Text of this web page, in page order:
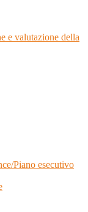
e valutazione della
Piano esecutivo